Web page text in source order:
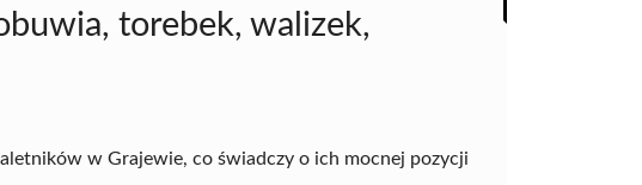
torebek, walizek,
w Grajewie, co świadczy o ich mocnej pozycji